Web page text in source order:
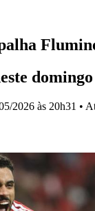
2026 às 20h31 •